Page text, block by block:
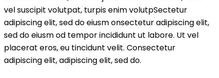
vel suscipit volutpat, turpis enim volutpSectetur
adipiscing elit, sed do eiusm onsectetur adipiscing elit,
sed do eiusm od tempor incididunt ut labore. Ut vel
placerat eros, eu tincidunt velit. Consectetur
adipiscing elit, adipiscing elit, sed do.